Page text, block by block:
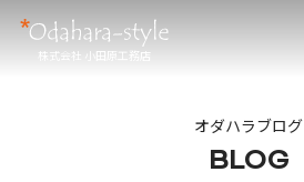
株式会社 小田原工務店
オダハラブログ
BLOG